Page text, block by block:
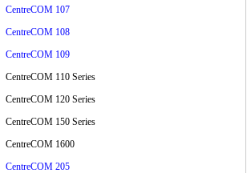
CentreCOM 107
CentreCOM 108
CentreCOM 109
CentreCOM 110 Series
CentreCOM 120 Series
CentreCOM 150 Series
CentreCOM 1600
CentreCOM 205